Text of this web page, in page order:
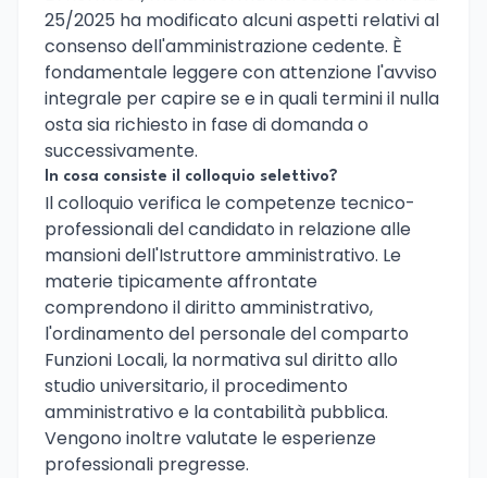
25/2025 ha modificato alcuni aspetti relativi al
consenso dell'amministrazione cedente. È
fondamentale leggere con attenzione l'avviso
integrale per capire se e in quali termini il nulla
osta sia richiesto in fase di domanda o
successivamente.
In cosa consiste il colloquio selettivo?
Il colloquio verifica le competenze tecnico-
professionali del candidato in relazione alle
mansioni dell'Istruttore amministrativo. Le
materie tipicamente affrontate
comprendono il diritto amministrativo,
l'ordinamento del personale del comparto
Funzioni Locali, la normativa sul diritto allo
studio universitario, il procedimento
amministrativo e la contabilità pubblica.
Vengono inoltre valutate le esperienze
professionali pregresse.